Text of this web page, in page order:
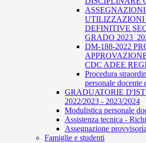
UTILIZZAZIONI
DEFINITIVE
GRADO
DM-188-2022
CDC ADEE
Procedura
personale docente
GRADUATORIE
2022/2023 - 2023/2024
Modulistica personale
Assistenza tecnica -
Assegnazione
Famiglie e studenti